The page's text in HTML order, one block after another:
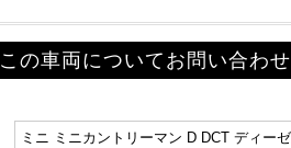
この車両についてお問い合わせ